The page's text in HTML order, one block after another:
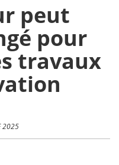
peut
pour
travaux
2025